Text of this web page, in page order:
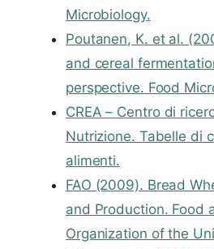
Microbiology.
Poutanen, K. et al.
and cereal
perspective. Food
CREA – Centro di
Nutrizione. Tabelle di
alimenti.
FAO (2009). Bread
and Production. Food
Organization of the